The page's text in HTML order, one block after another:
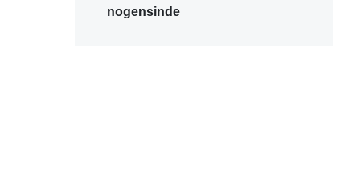
nogensinde